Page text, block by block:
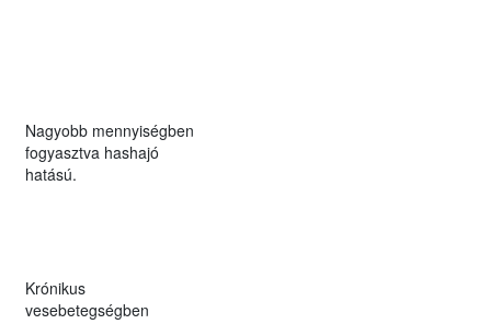
Nagyobb mennyiségben
fogyasztva hashajó
hatású.
Krónikus
vesebetegségben